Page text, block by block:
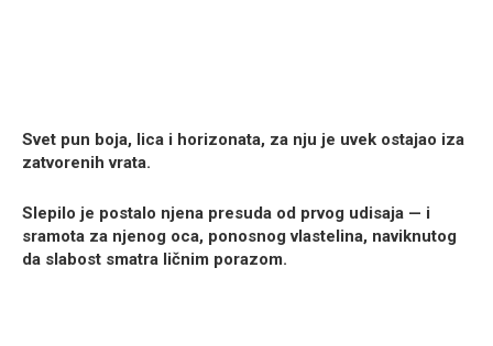
Svet pun boja, lica i horizonata, za nju je uvek ostajao iza
zatvorenih vrata.
Slepilo je postalo njena presuda od prvog udisaja — i
sramota za njenog oca, ponosnog vlastelina, naviknutog
da slabost smatra ličnim porazom.